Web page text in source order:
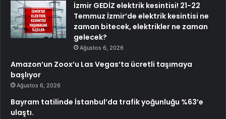
İzmir GEDİZ elektrik kesintisi! 21-22
Temmuz İzmir’de elektrik kesintisi ne
zaman bitecek, elektrikler ne zaman
gelecek?
Ağustos 6, 2026
Amazon’un Zoox’u Las Vegas’ta ücretli taşımaya
başlıyor
Ağustos 6, 2026
Bayram tatilinde İstanbul’da trafik yoğunluğu %63’e
ulaştı.